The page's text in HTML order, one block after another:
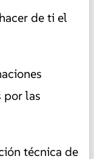
de ti el
por las
técnica de